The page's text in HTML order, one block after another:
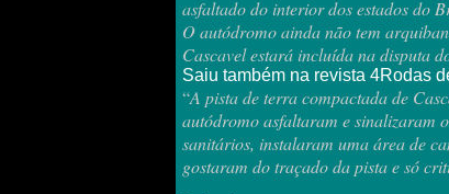
asfaltado do interior dos estados do
O autódromo ainda não tem
Cascavel estará incluída na disputa
Saiu também na revista 4Rodas
“A pista de terra compactada de
autódromo asfaltaram e sinalizaram
sanitários, instalaram uma área de
gostaram do traçado da pista e só